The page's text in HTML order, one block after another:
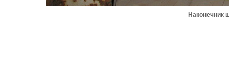
Наконечник